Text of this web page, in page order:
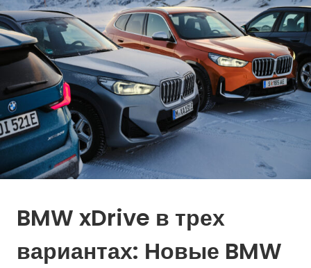
BMW xDrive в трех
вариантах: Новые BMW